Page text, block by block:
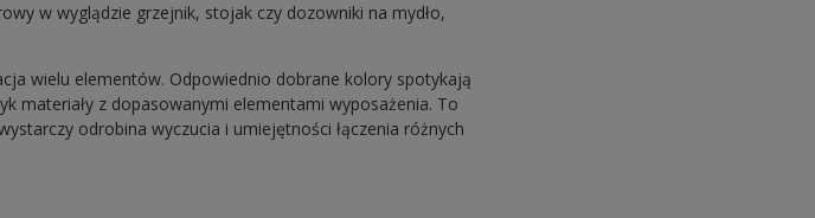
w wyglądzie grzejnik, stojak czy dozowniki na mydło,
wielu elementów. Odpowiednio dobrane kolory spotykają
materiały z dopasowanymi elementami wyposażenia. To
odrobina wyczucia i umiejętności łączenia różnych